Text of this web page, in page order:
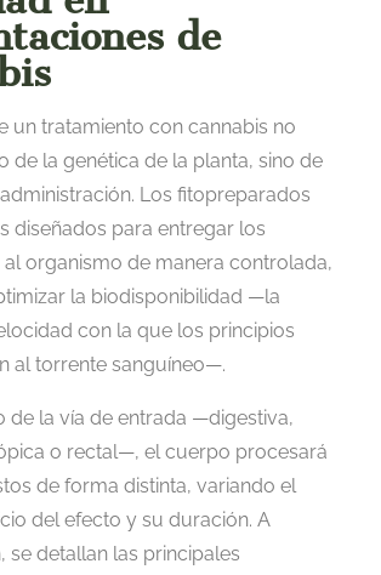
de
un tratamiento con cannabis no
de la genética de la planta, sino de
Los fitopreparados
diseñados para entregar los
organismo de manera controlada,
la biodisponibilidad —la
con la que los principios
al torrente sanguíneo—.
de la vía de entrada —digestiva,
o rectal—, el cuerpo procesará
de forma distinta, variando el
del efecto y su duración. A
se detallan las principales